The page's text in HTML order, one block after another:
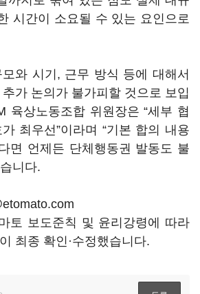
시간이 소요될 수 있는 요인으로
와 시기, 근무 방식 등에 대해서
가 논의가 불가피할 것으로 보입
육상노동조합 위원장은 “세부 협
최우선”이라며 “기본 합의 내용
면 언제든 단체행동권 발동도 불
니다.
토 보도준칙 및 윤리강령에 따라
최종 확인·수정했습니다.